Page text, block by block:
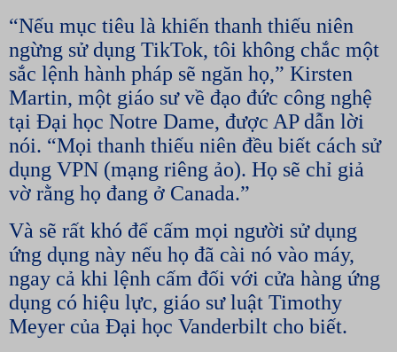
“Nếu mục tiêu là khiến thanh thiếu niên
ngừng sử dụng TikTok, tôi không chắc một
sắc lệnh hành pháp sẽ ngăn họ,” Kirsten
Martin, một giáo sư về đạo đức công nghệ
tại Đại học Notre Dame, được AP dẫn lời
nói. “Mọi thanh thiếu niên đều biết cách sử
dụng VPN (mạng riêng ảo). Họ sẽ chỉ giả
vờ rằng họ đang ở Canada.”
Và sẽ rất khó để cấm mọi người sử dụng
ứng dụng này nếu họ đã cài nó vào máy,
ngay cả khi lệnh cấm đối với cửa hàng ứng
dụng có hiệu lực, giáo sư luật Timothy
Meyer của Đại học Vanderbilt cho biết.